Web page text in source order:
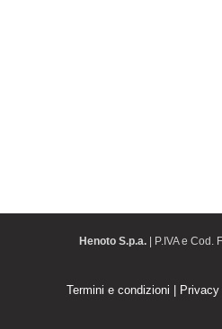
Henoto S.p.a. | P.IVA e Cod.
Termini e condizioni